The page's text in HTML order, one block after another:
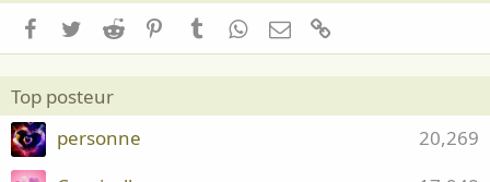
Facebook
TwitterReddit PinterestTumblrWhatsApp
Email
Top posteur
20,269
personne